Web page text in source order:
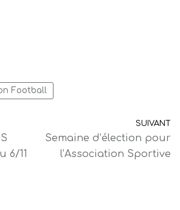
Football
6/11
SUIVANT
Semaine d’élection pour
l’Association Sportive